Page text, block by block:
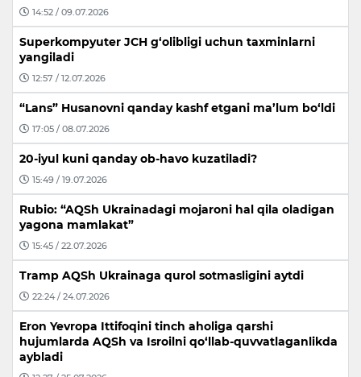
14:52 / 09.07.2026
Superkompyuter JCH g‘olibligi uchun taxminlarni
yangiladi
12:57 / 12.07.2026
“Lans” Husanovni qanday kashf etgani ma’lum bo‘ldi
17:05 / 08.07.2026
20-iyul kuni qanday ob-havo kuzatiladi?
15:49 / 19.07.2026
Rubio: “AQSh Ukrainadagi mojaroni hal qila oladigan
yagona mamlakat”
15:45 / 22.07.2026
Tramp AQSh Ukrainaga qurol sotmasligini aytdi
22:24 / 24.07.2026
Eron Yevropa Ittifoqini tinch aholiga qarshi
hujumlarda AQSh va Isroilni qo‘llab-quvvatlaganlikda
aybladi